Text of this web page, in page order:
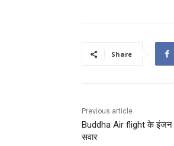
Share
Previous article
Buddha Air flight के इंजन
सवार